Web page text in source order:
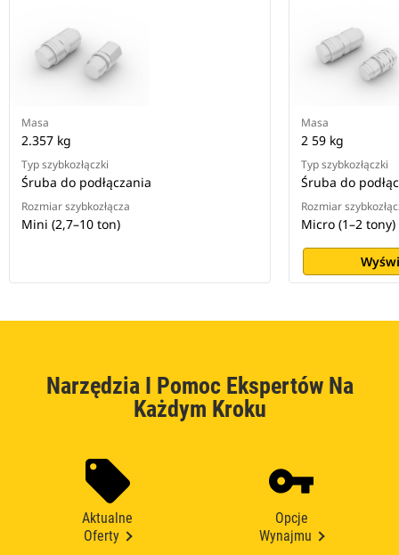
Masa
2.357 kg
Typ szybkozłączki
Śruba do podłączania
Rozmiar szybkozłącza
Mini (2,7–10 ton)
Masa
2 59 kg
Typ szybkozłączki
Śruba do
Rozmiar
Micro (1–2 tony)
Narzędzia I Pomoc Ekspertów Na
Każdym Kroku
Aktualne
Oferty
Opcje
Wynajmu